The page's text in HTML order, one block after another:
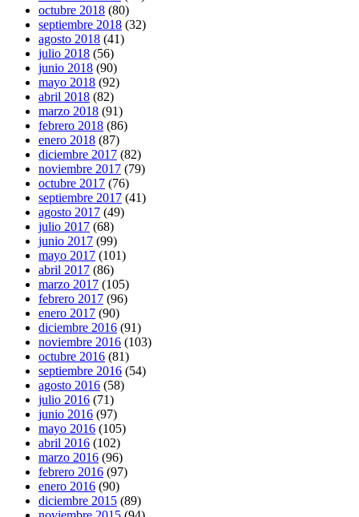
octubre 2018 (80)
septiembre 2018 (32)
agosto 2018 (41)
julio 2018 (56)
junio 2018 (90)
mayo 2018 (92)
abril 2018 (82)
marzo 2018 (91)
febrero 2018 (86)
enero 2018 (87)
diciembre 2017 (82)
noviembre 2017 (79)
octubre 2017 (76)
septiembre 2017 (41)
agosto 2017 (49)
julio 2017 (68)
junio 2017 (99)
mayo 2017 (101)
abril 2017 (86)
marzo 2017 (105)
febrero 2017 (96)
enero 2017 (90)
diciembre 2016 (91)
noviembre 2016 (103)
octubre 2016 (81)
septiembre 2016 (54)
agosto 2016 (58)
julio 2016 (71)
junio 2016 (97)
mayo 2016 (105)
abril 2016 (102)
marzo 2016 (96)
febrero 2016 (97)
enero 2016 (90)
diciembre 2015 (89)